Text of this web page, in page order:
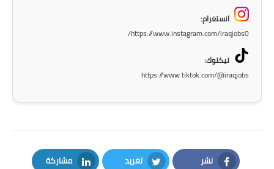
انستغرام:
https://www.instagram.com/iraqjobs0/
تيكتوك:
https://www.tiktok.com/@iraqjobs
نشر تغريد مشاركة